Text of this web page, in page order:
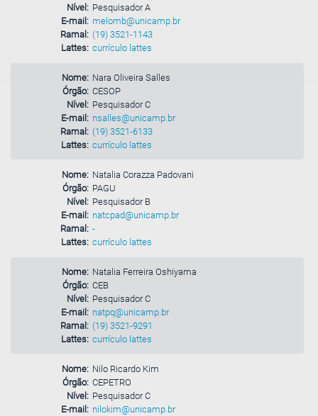
Nível: Pesquisador A
E-mail: melomb@unicamp.br
Ramal: (19) 3521-1143
Lattes: currículo lattes
Nome: Nara Oliveira Salles
Órgão: CESOP
Nível: Pesquisador C
E-mail: nsalles@unicamp.br
Ramal: (19) 3521-6133
Lattes: currículo lattes
Nome: Natalia Corazza Padovani
Órgão: PAGU
Nível: Pesquisador B
E-mail: natcpad@unicamp.br
Ramal: -
Lattes: currículo lattes
Nome: Natalia Ferreira Oshiyama
Órgão: CEB
Nível: Pesquisador C
E-mail: natpq@unicamp.br
Ramal: (19) 3521-9291
Lattes: currículo lattes
Nome: Nilo Ricardo Kim
Órgão: CEPETRO
Nível: Pesquisador C
E-mail: nilokim@unicamp.br